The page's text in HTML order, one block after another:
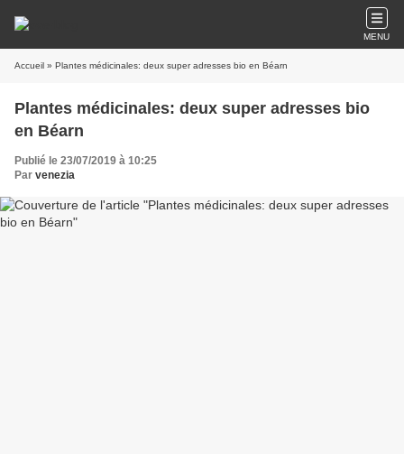
MENU
Accueil » Plantes médicinales: deux super adresses bio en Béarn
Plantes médicinales: deux super adresses bio
en Béarn
Publié le 23/07/2019 à 10:25
Par venezia